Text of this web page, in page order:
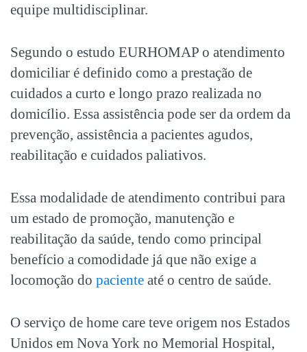
equipe multidisciplinar.
Segundo o estudo EURHOMAP o atendimento
domiciliar é definido como a prestação de
cuidados a curto e longo prazo realizada no
domicílio. Essa assistência pode ser da ordem da
prevenção, assistência a pacientes agudos,
reabilitação e cuidados paliativos.
Essa modalidade de atendimento contribui para
um estado de promoção, manutenção e
reabilitação da saúde, tendo como principal
benefício a comodidade já que não exige a
locomoção do paciente até o centro de saúde.
O serviço de home care teve origem nos Estados
Unidos em Nova York no Memorial Hospital,